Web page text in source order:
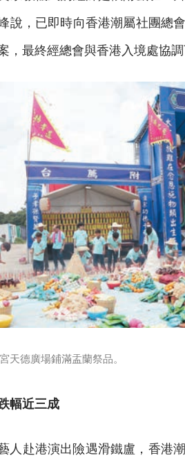
說，已即時向香港潮屬社團總
，最終經總會與香港入境處協調
天德廣場鋪滿盂蘭祭品。
幅近三成
人赴港演出險遇滑鐵盧，香港